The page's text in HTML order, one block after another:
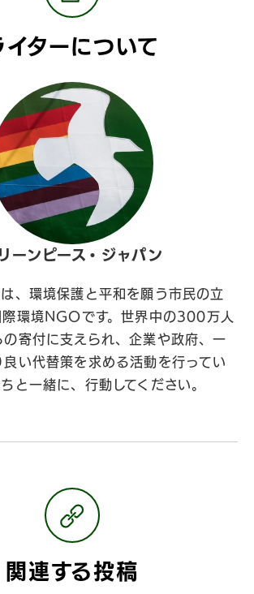
イターについて
ーンピース・ジャパン
、環境保護と平和を願う市民の立
際環境NGOです。世界中の300万人
の寄付に支えられ、企業や政府、一
い代替策を求める活動を行ってい
と一緒に、行動してください。
関連する投稿